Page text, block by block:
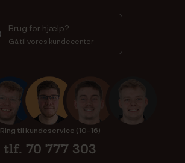
Brug for hjælp?
Gå til vores kundecenter
Ring til kundeservice (10-16)
tlf. 70 777 303